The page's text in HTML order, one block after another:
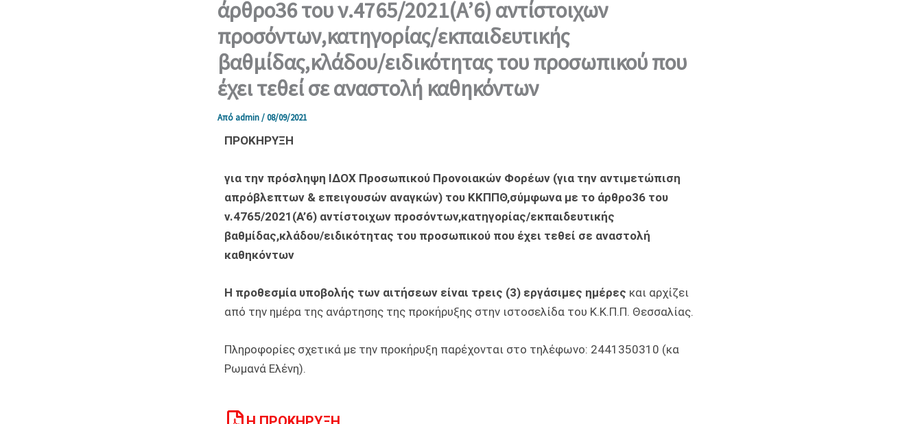
άρθρο36 του ν.4765/2021(Α’6) αντίστοιχων
προσόντων,κατηγορίας/εκπαιδευτικής
βαθμίδας,κλάδου/ειδικότητας του προσωπικού που
έχει τεθεί σε αναστολή καθηκόντων
Από admin/08/09/2021
ΠΡΟΚΗΡΥΞΗ
για την πρόσληψη ΙΔΟΧ Προσωπικού Προνοιακών Φορέων (για την αντιμετώπιση
απρόβλεπτων & επειγουσών αναγκών) του ΚΚΠΠΘ,σύμφωνα με το άρθρο36 του
ν.4765/2021(Α’6) αντίστοιχων προσόντων,κατηγορίας/εκπαιδευτικής
βαθμίδας,κλάδου/ειδικότητας του προσωπικού που έχει τεθεί σε αναστολή
καθηκόντων
Η προθεσμία υποβολής των αιτήσεων είναι τρεις (3) εργάσιμες ημέρες και αρχίζει
από την ημέρα της ανάρτησης της προκήρυξης στην ιστοσελίδα του Κ.Κ.Π.Π. Θεσσαλίας.
Πληροφορίες σχετικά με την προκήρυξη παρέχονται στο τηλέφωνο: 2441350310 (κα
Ρωμανά Ελένη).